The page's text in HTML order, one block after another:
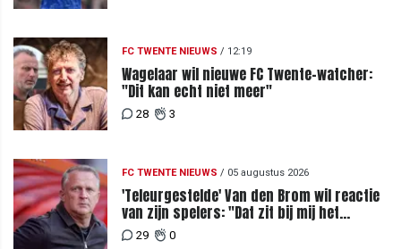
FC TWENTE NIEUWS / 12:19
Wagelaar wil nieuwe FC Twente-watcher:
"Dit kan echt niet meer"
28 3
FC TWENTE NIEUWS / 05 augustus 2026
'Teleurgestelde' Van den Brom wil reactie
van zijn spelers: "Dat zit bij mij het
meeste diep"
29 0